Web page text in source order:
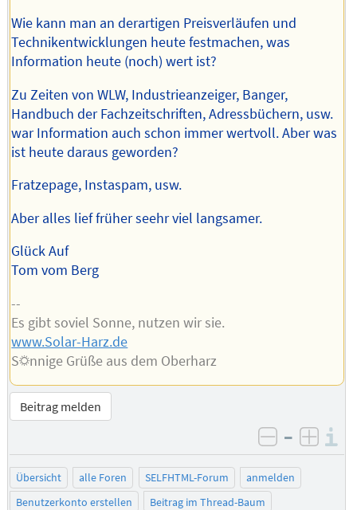
Wie kann man an derartigen Preisverläufen und
Technikentwicklungen heute festmachen, was
Information heute (noch) wert ist?
Zu Zeiten von WLW, Industrieanzeiger, Banger,
Handbuch der Fachzeitschriften, Adressbüchern, usw.
war Information auch schon immer wertvoll. Aber was
ist heute daraus geworden?
Fratzepage, Instaspam, usw.
Aber alles lief früher seehr viel langsamer.
Glück Auf
Tom vom Berg
--
Es gibt soviel Sonne, nutzen wir sie.
www.Solar-Harz.de
S☼nnige Grüße aus dem Oberharz
Beitrag melden
negativ
–
Übersicht alle Foren SELFHTML-Forum
anmelden
Benutzerkonto erstellen
Beitrag im Thread-Baum